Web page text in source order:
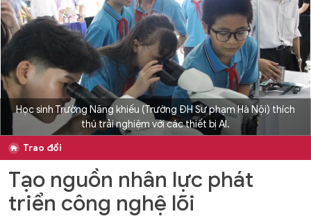
Học sinh Trường Năng khiếu (Trường ĐH Sư phạm Hà Nội) thích
thú trải nghiệm với các thiết bị AI.
Trao đổi
Tạo nguồn nhân lực phát
triển công nghệ lõi